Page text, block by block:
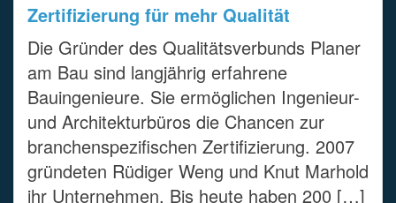
Zertifizierung für mehr Qualität
Die Gründer des Qualitätsverbunds Planer
am Bau sind langjährig erfahrene
Bauingenieure. Sie ermöglichen Ingenieur-
und Architekturbüros die Chancen zur
branchenspezifischen Zertifizierung. 2007
gründeten Rüdiger Weng und Knut Marhold
ihr Unternehmen. Bis heute haben 200 […]